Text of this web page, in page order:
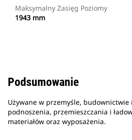
Maksymalny Zasięg Poziomy
1943 mm
Podsumowanie
Używane w przemyśle,
podnoszenia, przemieszczania i
materiałów oraz wyposażenia.